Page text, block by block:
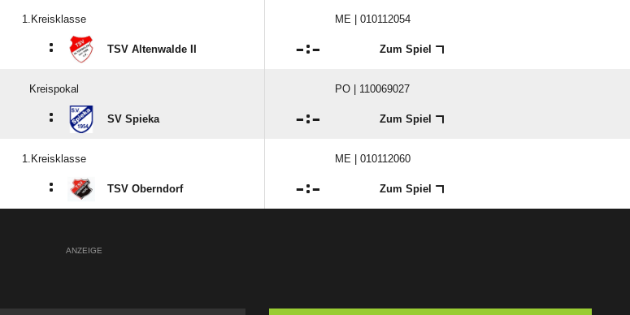
1.Kreisklasse ME | 010112054
: TSV Altenwalde II : Zum Spiel
Kreispokal PO | 110069027
: SV Spieka : Zum Spiel
1.Kreisklasse ME | 010112060
: TSV Oberndorf : Zum Spiel
ANZEIGE